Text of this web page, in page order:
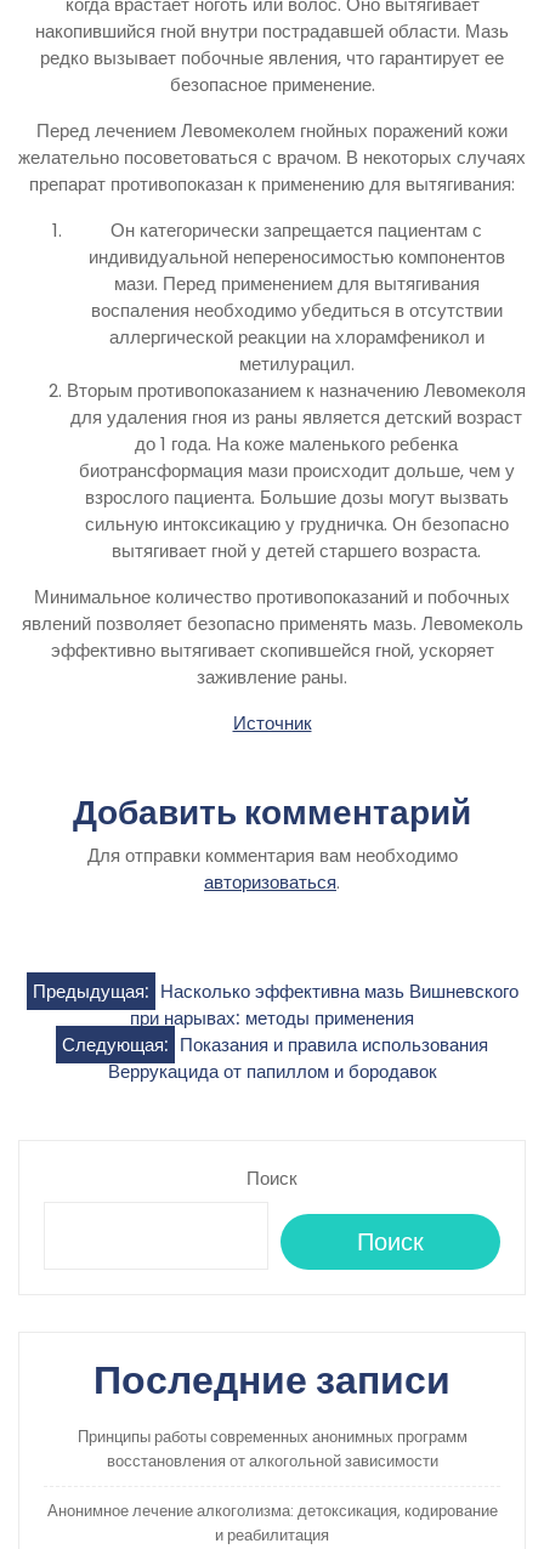
накопившийся гной внутри пострадавшей области. Мазь
редко вызывает побочные явления, что гарантирует ее
безопасное применение.
Перед лечением Левомеколем гнойных поражений кожи
желательно посоветоваться с врачом. В некоторых случаях
препарат противопоказан к применению для вытягивания:
Он категорически запрещается пациентам с
индивидуальной непереносимостью компонентов
мази. Перед применением для вытягивания
воспаления необходимо убедиться в отсутствии
аллергической реакции на хлорамфеникол и
метилурацил.
Вторым противопоказанием к назначению Левомеколя
для удаления гноя из раны является детский возраст
до 1 года. На коже маленького ребенка
биотрансформация мази происходит дольше, чем у
взрослого пациента. Большие дозы могут вызвать
сильную интоксикацию у грудничка. Он безопасно
вытягивает гной у детей старшего возраста.
Минимальное количество противопоказаний и побочных
явлений позволяет безопасно применять мазь. Левомеколь
эффективно вытягивает скопившейся гной, ускоряет
заживление раны.
Источник
Добавить комментарий
Для отправки комментария вам необходимо
авторизоваться.
Навигация
по
записям
Предыдущая: Насколько эффективна мазь Вишневского
при нарывах: методы применения
Следующая: Показания и правила использования
Веррукацида от папиллом и бородавок
Поиск
Поиск
Последние записи
Принципы работы современных анонимных программ
восстановления от алкогольной зависимости
Анонимное лечение алкоголизма: детоксикация, кодирование
и реабилитация